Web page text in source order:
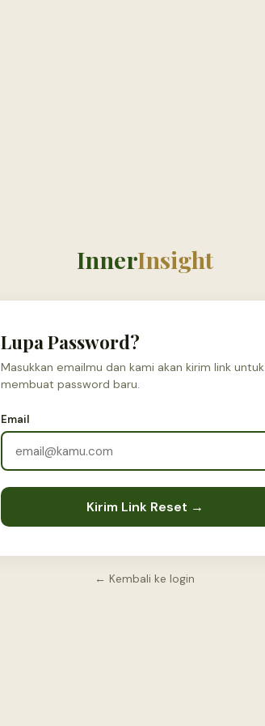
InnerInsight
Lupa Password?
Masukkan emailmu dan kami akan kirim link untuk
membuat password baru.
Email
Kirim Link Reset →
← Kembali ke login